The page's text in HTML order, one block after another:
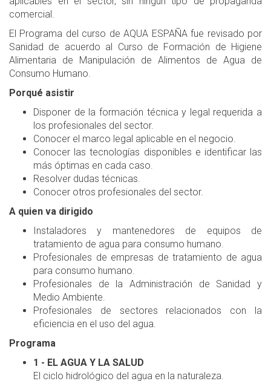
comercial.
El Programa del curso de AQUA ESPAÑA fue revisado por
Sanidad de acuerdo al Curso de Formación de Higiene
Alimentaria de Manipulación de Alimentos de Agua de
Consumo Humano.
Porqué asistir
Disponer de la formación técnica y legal requerida a
los profesionales del sector.
Conocer el marco legal aplicable en el negocio.
Conocer las tecnologías disponibles e identificar las
más óptimas en cada caso.
Resolver dudas técnicas.
Conocer otros profesionales del sector.
A quien va dirigido
Instaladores y mantenedores de equipos de
tratamiento de agua para consumo humano.
Profesionales de empresas de tratamiento de agua
para consumo humano.
Profesionales de la Administración de Sanidad y
Medio Ambiente.
Profesionales de sectores relacionados con la
eficiencia en el uso del agua.
Programa
1 - EL AGUA Y LA SALUD
El ciclo hidrológico del agua en la naturaleza.